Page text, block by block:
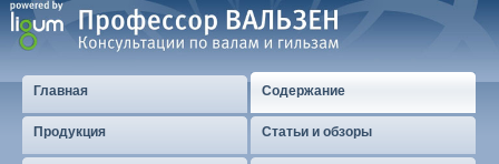
Главная Содержание
Продукция Статьи и обзоры